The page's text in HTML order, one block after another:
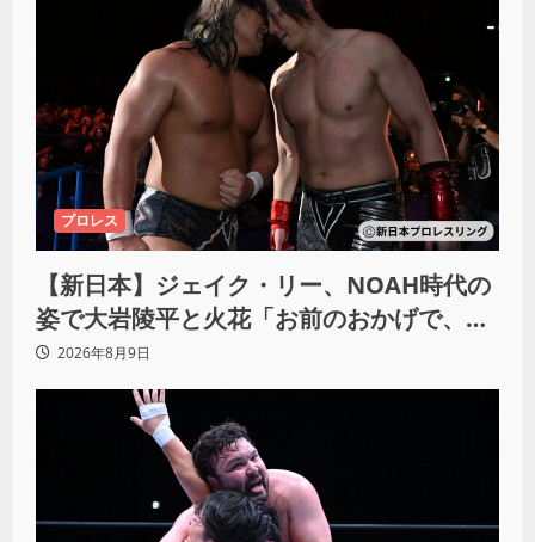
プロレス
【新日本】ジェイク・リー、NOAH時代の
姿で大岩陵平と火花「お前のおかげで、忘
れてたもの思い出したわ」
2026年8月9日